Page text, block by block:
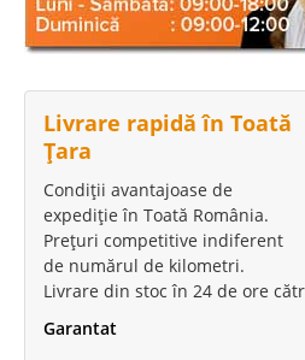
Livrare rapidă în Toată
Țara
Condiții avantajoase de
expediție în Toată România.
Prețuri competitive indiferent
de numărul de kilometri.
Livrare din stoc în 24 de ore
Garantat